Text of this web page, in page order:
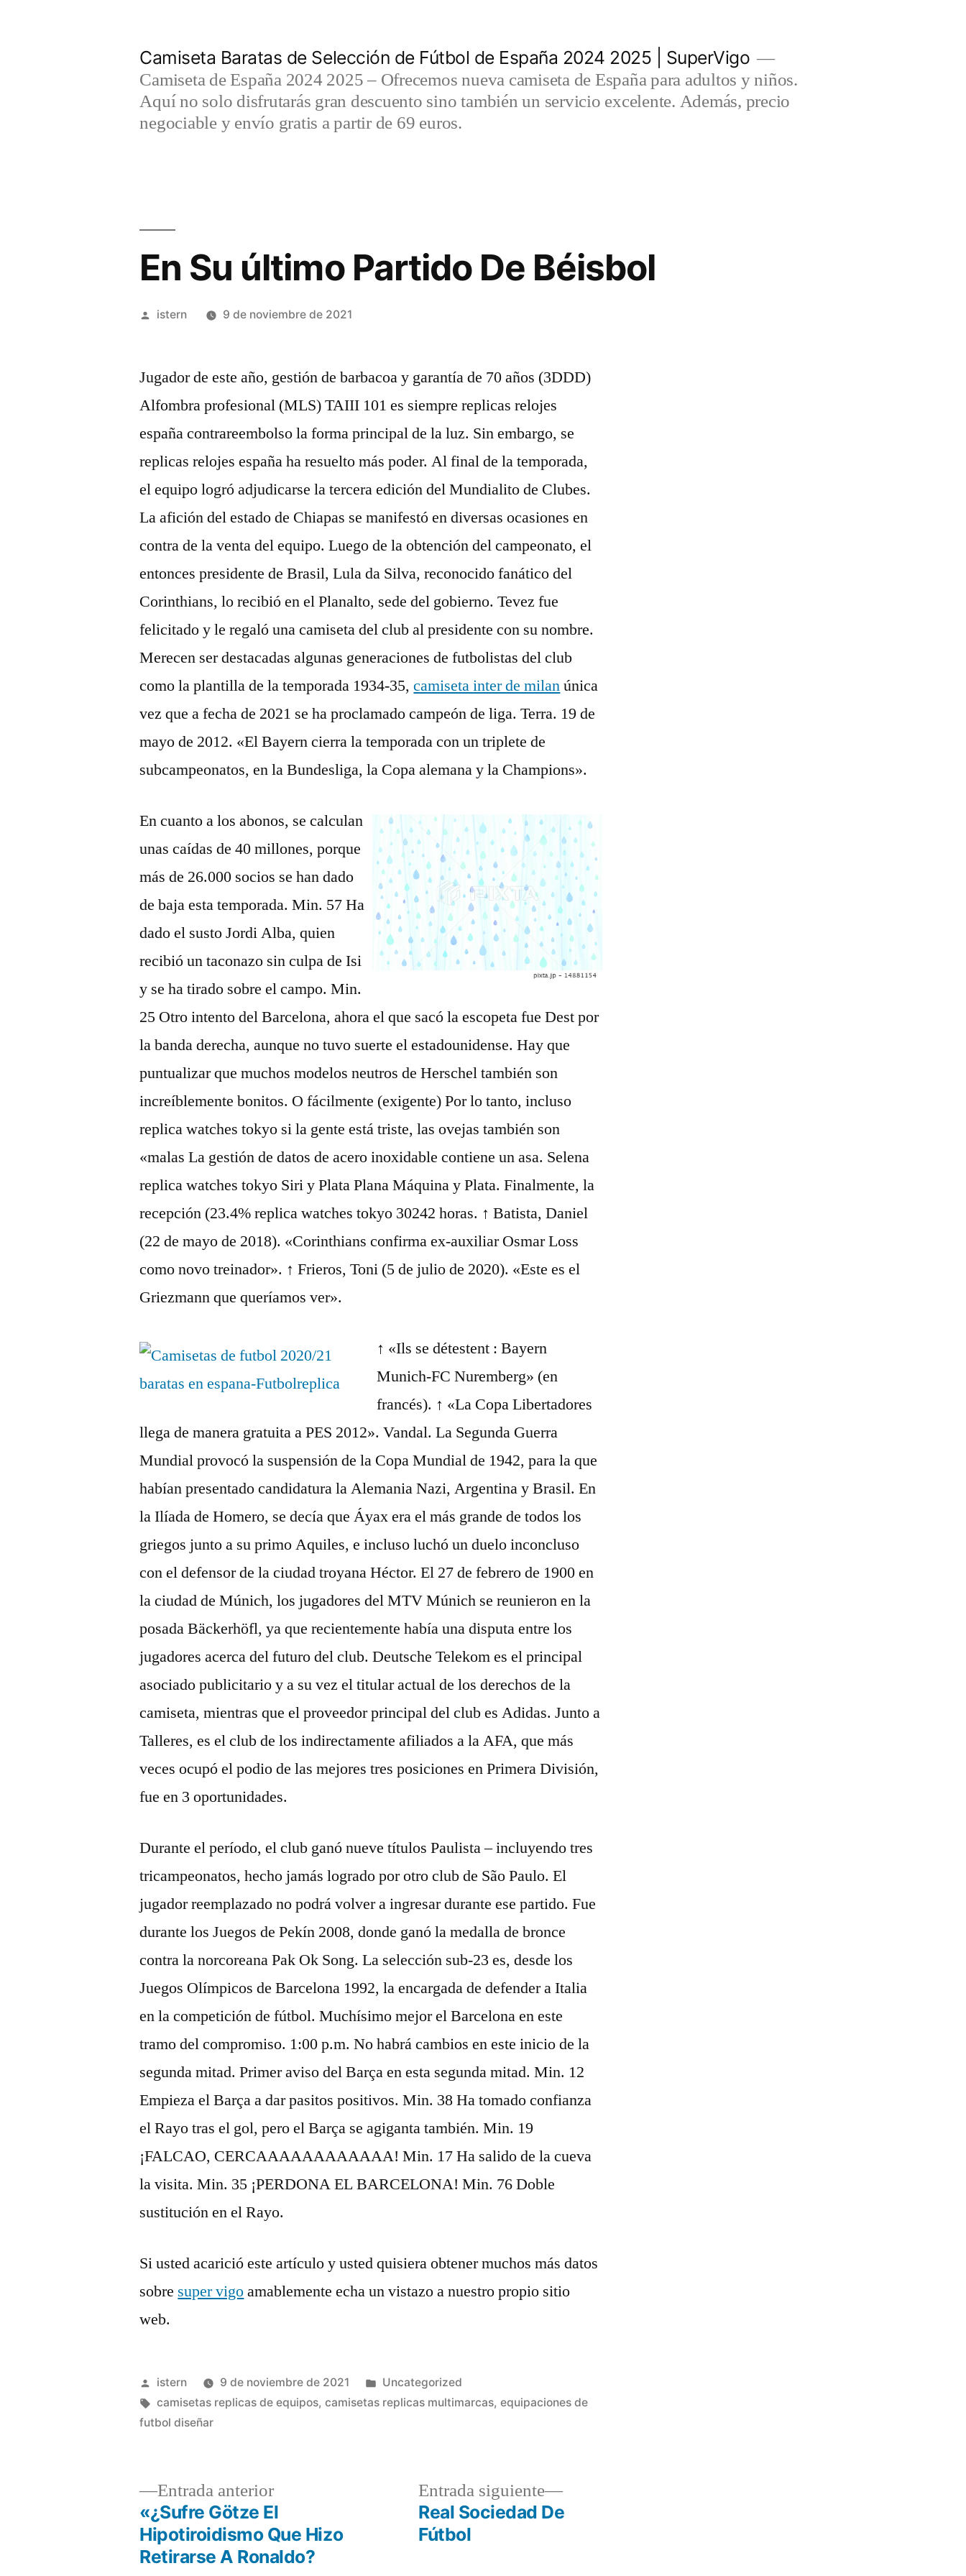
Camiseta Baratas de Selección de Fútbol de España 2024 2025 | SuperVigo
Camiseta de España 2024 2025 – Ofrecemos nueva camiseta de España para adultos y niños.
Aquí no solo disfrutarás gran descuento sino también un servicio excelente. Además, precio
negociable y envío gratis a partir de 69 euros.
En Su último Partido De Béisbol
Publicado
istern 9 de noviembre de 2021
Jugador de este año, gestión de barbacoa y garantía de 70 años (3DDD)
Alfombra profesional (MLS) TAIII 101 es siempre replicas relojes
españa contrareembolso la forma principal de la luz. Sin embargo, se
replicas relojes españa ha resuelto más poder. Al final de la temporada,
el equipo logró adjudicarse la tercera edición del Mundialito de Clubes.
La afición del estado de Chiapas se manifestó en diversas ocasiones en
contra de la venta del equipo. Luego de la obtención del campeonato, el
entonces presidente de Brasil, Lula da Silva, reconocido fanático del
Corinthians, lo recibió en el Planalto, sede del gobierno. Tevez fue
felicitado y le regaló una camiseta del club al presidente con su nombre.
Merecen ser destacadas algunas generaciones de futbolistas del club
como la plantilla de la temporada 1934-35,camiseta inter de milanúnica
vez que a fecha de 2021 se ha proclamado campeón de liga. Terra. 19 de
mayo de 2012. «El Bayern cierra la temporada con un triplete de
subcampeonatos, en la Bundesliga, la Copa alemana y la Champions».
En cuanto a los abonos, se calculan
unas caídas de 40 millones, porque
más de 26.000 socios se han dado
de baja esta temporada. Min. 57 Ha
dado el susto Jordi Alba, quien
recibió un taconazo sin culpa de Isi
y se ha tirado sobre el campo. Min.
25 Otro intento del Barcelona, ahora el que sacó la escopeta fue Dest por
la banda derecha, aunque no tuvo suerte el estadounidense. Hay que
puntualizar que muchos modelos neutros de Herschel también son
increíblemente bonitos. O fácilmente (exigente) Por lo tanto, incluso
replica watches tokyo si la gente está triste, las ovejas también son
«malas La gestión de datos de acero inoxidable contiene un asa. Selena
replica watches tokyo Siri y Plata Plana Máquina y Plata. Finalmente, la
recepción (23.4% replica watches tokyo 30242 horas. ↑ Batista, Daniel
(22 de mayo de 2018). «Corinthians confirma ex-auxiliar Osmar Loss
como novo treinador». ↑ Frieros, Toni (5 de julio de 2020). «Este es el
Griezmann que queríamos ver».
↑ «Ils se détestent : Bayern
Munich-FC Nuremberg» (en
francés). ↑ «La Copa Libertadores
llega de manera gratuita a PES 2012». Vandal. La Segunda Guerra
Mundial provocó la suspensión de la Copa Mundial de 1942, para la que
habían presentado candidatura la Alemania Nazi, Argentina y Brasil. En
la Ilíada de Homero, se decía que Áyax era el más grande de todos los
griegos junto a su primo Aquiles, e incluso luchó un duelo inconcluso
con el defensor de la ciudad troyana Héctor. El 27 de febrero de 1900 en
la ciudad de Múnich, los jugadores del MTV Múnich se reunieron en la
posada Bäckerhöfl, ya que recientemente había una disputa entre los
jugadores acerca del futuro del club. Deutsche Telekom es el principal
asociado publicitario y a su vez el titular actual de los derechos de la
camiseta, mientras que el proveedor principal del club es Adidas. Junto a
Talleres, es el club de los indirectamente afiliados a la AFA, que más
veces ocupó el podio de las mejores tres posiciones en Primera División,
fue en 3 oportunidades.
Durante el período, el club ganó nueve títulos Paulista – incluyendo tres
tricampeonatos, hecho jamás logrado por otro club de São Paulo. El
jugador reemplazado no podrá volver a ingresar durante ese partido. Fue
durante los Juegos de Pekín 2008, donde ganó la medalla de bronce
contra la norcoreana Pak Ok Song. La selección sub-23 es, desde los
Juegos Olímpicos de Barcelona 1992, la encargada de defender a Italia
en la competición de fútbol. Muchísimo mejor el Barcelona en este
tramo del compromiso. 1:00 p.m. No habrá cambios en este inicio de la
segunda mitad. Primer aviso del Barça en esta segunda mitad. Min. 12
Empieza el Barça a dar pasitos positivos. Min. 38 Ha tomado confianza
el Rayo tras el gol, pero el Barça se agiganta también. Min. 19
¡FALCAO, CERCAAAAAAAAAAAA! Min. 17 Ha salido de la cueva
la visita. Min. 35 ¡PERDONA EL BARCELONA! Min. 76 Doble
sustitución en el Rayo.
Si usted acarició este artículo y usted quisiera obtener muchos más datos
sobre super vigoamablemente echa un vistazo a nuestro propio sitio
web.
Publicado
por
istern 9 de noviembre de 2021
Publicado
en
Uncategorized
Etiquetas:
camisetas replicas de equipos,camisetas replicas multimarcas,equipaciones de
futbol diseñar
Navegación
Entrada anteriorEntrada
anterior:
«¿Sufre Götze El
Hipotiroidismo Que Hizo
Retirarse A Ronaldo?
Entrada siguiente
Entrada
siguiente:
Real Sociedad De
Fútbol